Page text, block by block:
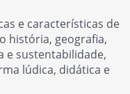
e características de
história, geografia,
e sustentabilidade,
lúdica, didática e